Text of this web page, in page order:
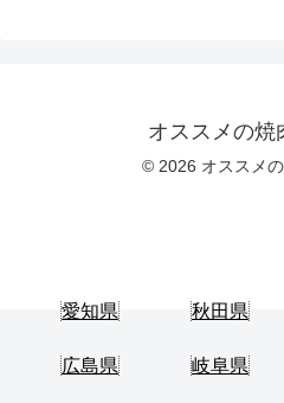
オススメの焼
© 2026 オススメの
愛知県 秋田県
広島県 岐阜県